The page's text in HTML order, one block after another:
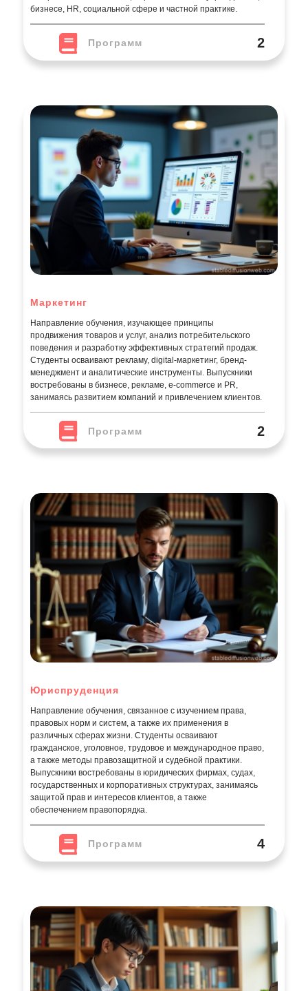
бизнесе, HR, социальной сфере и частной практике.
Программ 2
Маркетинг
Направление обучения, изучающее принципы
продвижения товаров и услуг, анализ потребительского
поведения и разработку эффективных стратегий продаж.
Студенты осваивают рекламу, digital-маркетинг, бренд-
менеджмент и аналитические инструменты. Выпускники
востребованы в бизнесе, рекламе, e-commerce и PR,
занимаясь развитием компаний и привлечением клиентов.
Программ 2
Юриспруденция
Направление обучения, связанное с изучением права,
правовых норм и систем, а также их применения в
различных сферах жизни. Студенты осваивают
гражданское, уголовное, трудовое и международное право,
а также методы правозащитной и судебной практики.
Выпускники востребованы в юридических фирмах, судах,
государственных и корпоративных структурах, занимаясь
защитой прав и интересов клиентов, а также
обеспечением правопорядка.
Программ 4